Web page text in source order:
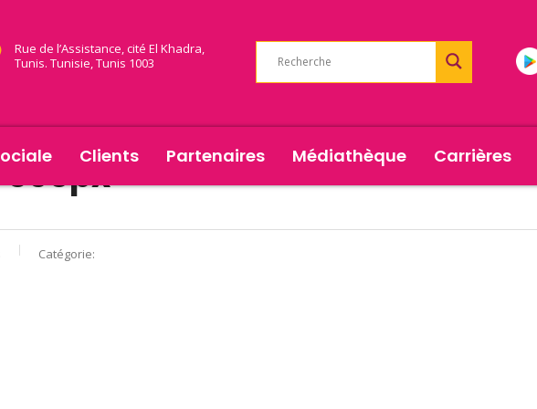
Rue de l’Assistance, cité El Khadra,
Tunis. Tunisie, Tunis 1003
Clients Partenaires Médiathèque Carrières
Catégorie: